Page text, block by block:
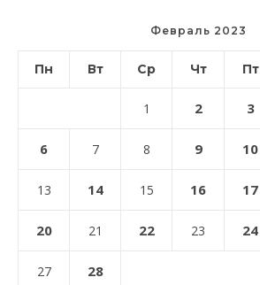
Февраль 2023
Пн Вт Ср Чт Пт
1 2 3
6 7 8 9 10
13 14 15 16 17
20 21 22 23 24
27 28